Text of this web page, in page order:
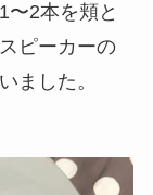
〜2本を頬と
ピーカーの
ました。